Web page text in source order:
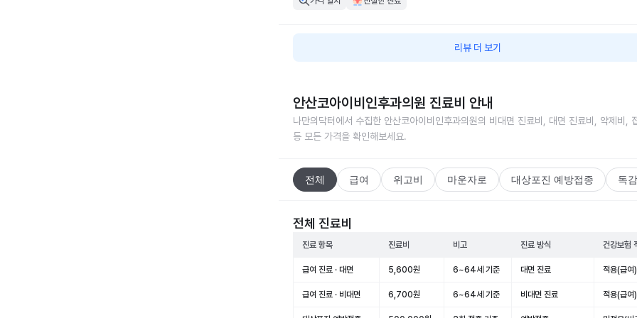
리뷰 더 보기
안산코아이비인후과의원 진료비 안내
나만의닥터에서 수집한 안산코아이비인후과의원의 비대면 진료비, 대면 진료비, 약제비,
등 모든 가격을 확인해보세요.
전체 급여 위고비 마운자로 대상포진 예방접종 독
전체 진료비
진료 항목 진료비 비고 진료 방식 건강보험
급여 진료 · 대면 5,600원 6~64세 기준 대면 진료 적용(급여)
급여 진료 · 비대면 6,700원 6~64세 기준 비대면 진료 적용(급여)